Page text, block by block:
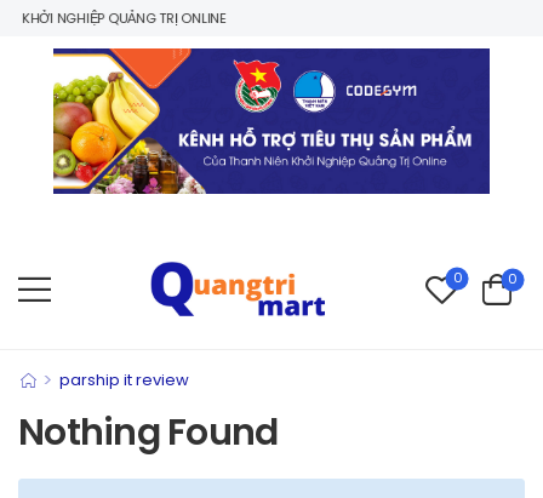
NGHIỆP QUẢNG TRỊ ONLINE
0 0
> parship it review
Nothing Found